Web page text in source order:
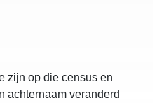
zijn op die census en
achternaam veranderd